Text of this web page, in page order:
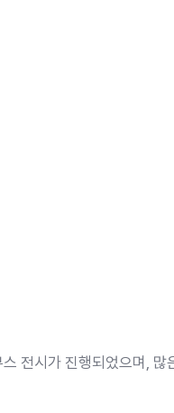
시가 진행되었으며, 많